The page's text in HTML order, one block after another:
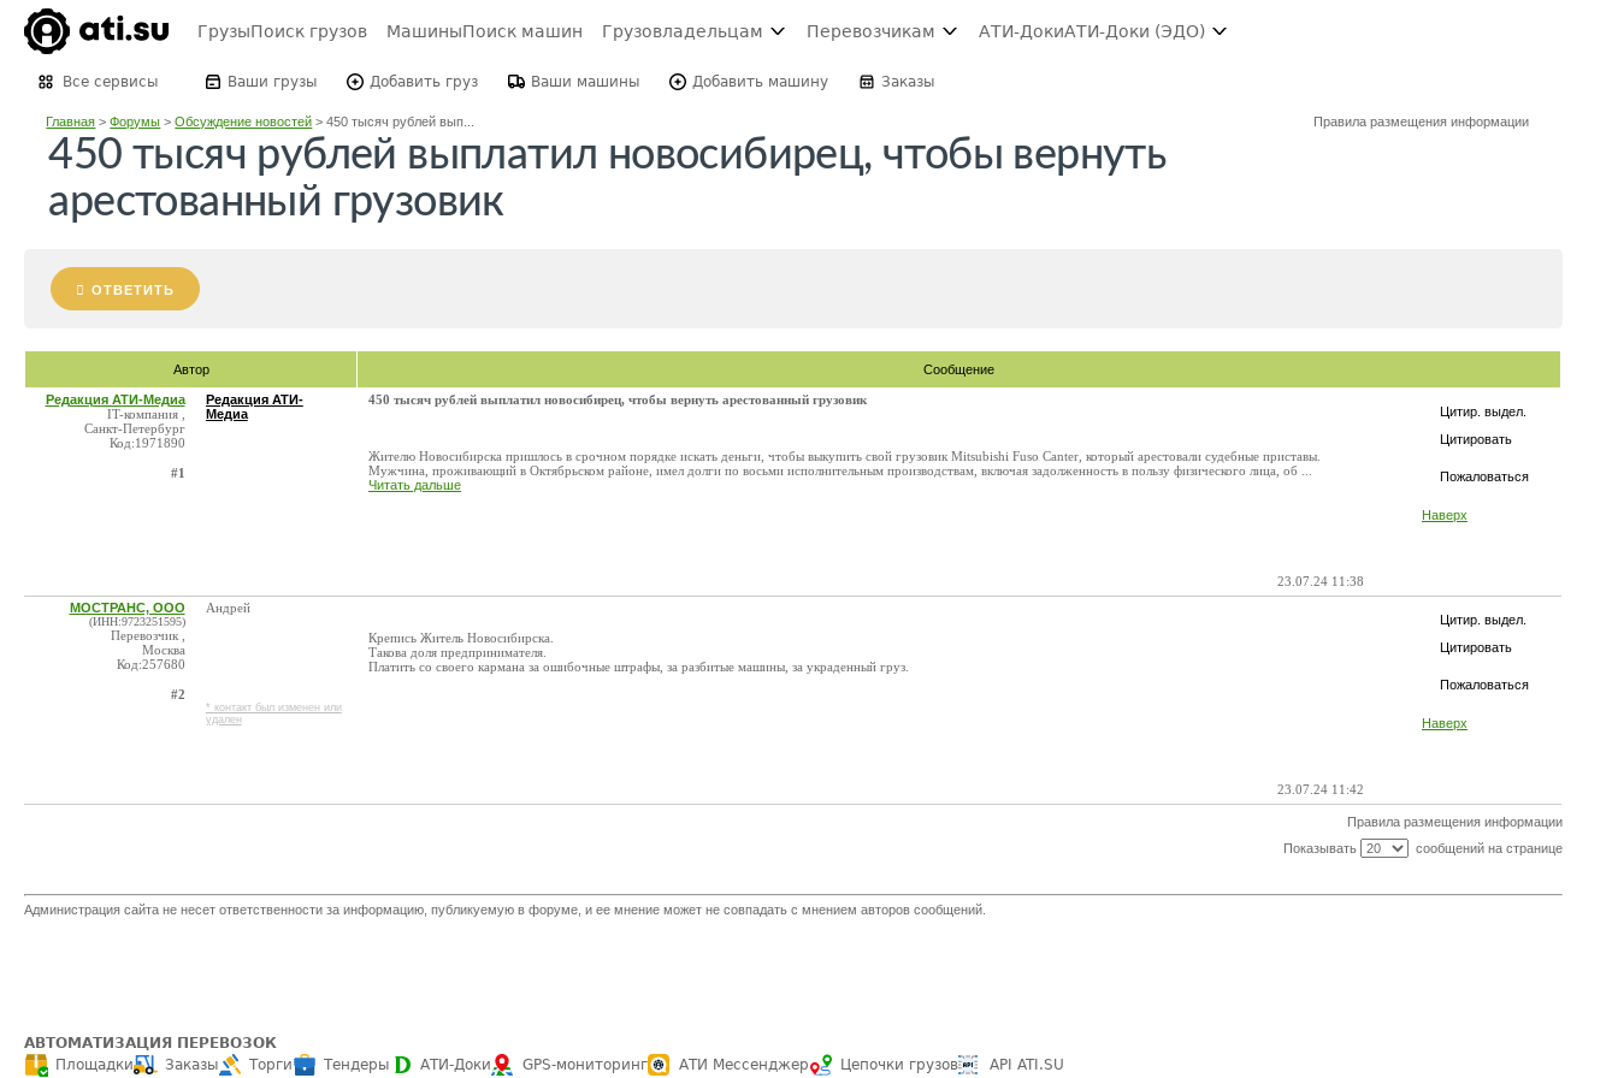
ГрузыПоиск грузов МашиныПоиск машин Грузовладельцам Перевозчикам АТИ-ДокиАТИ-Доки (ЭДО)
Все сервисы Ваши грузы Добавить груз Ваши машины Добавить машину Заказы
Главная >Форумы >Обсуждение новостей >450 тысяч рублей вып... Правила размещения информации
450 тысяч рублей выплатил новосибирец, чтобы вернуть
арестованный грузовик
ОТВЕТИТЬ
Автор Сообщение
Цитир. выдел.
Цитировать
Пожаловаться
Наверх
Редакция АТИ-Медиа
IT-компания ,
Санкт-Петербург
Код:1971890
#1
Редакция АТИ-
Медиа
450 тысяч рублей выплатил новосибирец, чтобы вернуть арестованный грузовик
Жителю Новосибирска пришлось в срочном порядке искать деньги, чтобы выкупить свой грузовик Mitsubishi Fuso Canter, который арестовали судебные приставы.
Мужчина, проживающий в Октябрьском районе, имел долги по восьми исполнительным производствам, включая задолженность в пользу физического лица, об ...
Читать дальше
23.07.24 11:38
Цитир. выдел.
Цитировать
Пожаловаться
Наверх
МОСТРАНС, ООО
(ИНН:9723251595)
Перевозчик ,
Москва
Код:257680
#2
Андрей
* контакт был изменен или
удален
Крепись Житель Новосибирска.
Такова доля предпринимателя.
Платить со своего кармана за ошибочные штрафы, за разбитые машины, за украденный груз.
23.07.24 11:42
Правила размещения информации
Показывать
сообщений на странице
Администрация сайта не несет ответственности за информацию, публикуемую в форуме, и ее мнение может не совпадать с мнением авторов сообщений.
АВТОМАТИЗАЦИЯ ПЕРЕВОЗОК
Площадки
Заказы Торги Тендеры АТИ-Доки GPS-мониторинг АТИ Мессенджер Цепочки грузов API ATI.SU